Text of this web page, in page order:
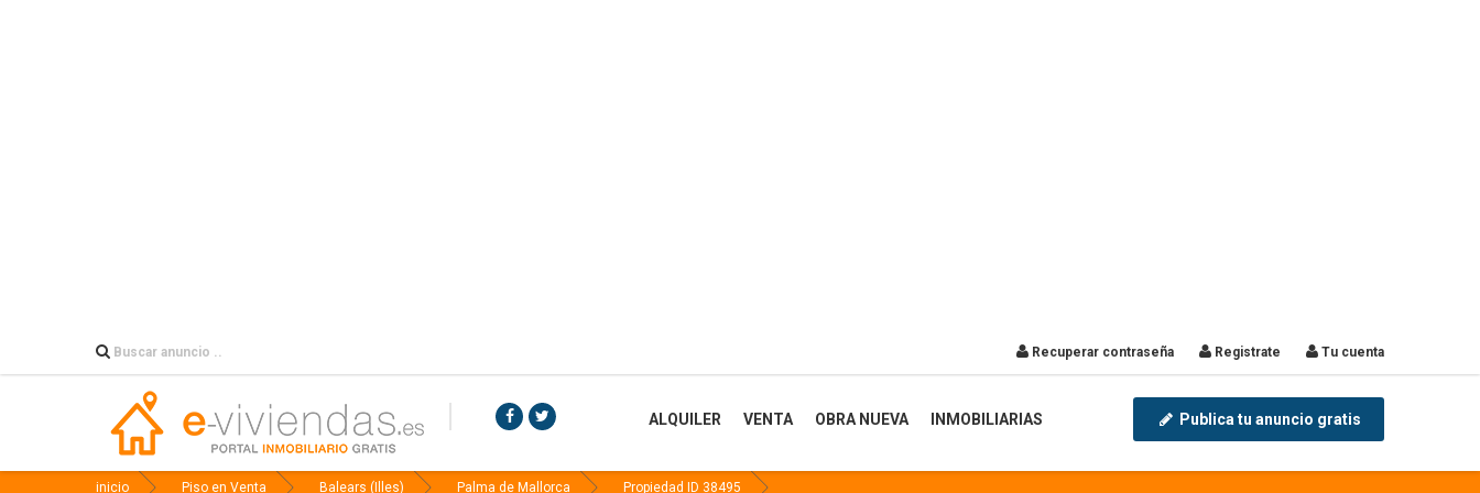
Recuperar contraseña Registrate Tu cuenta
ALQUILER VENTA OBRA NUEVA INMOBILIARIAS Publica tu anuncio gratis
inicio Piso en Venta Balears (Illes) Palma de Mallorca Propiedad ID 38495